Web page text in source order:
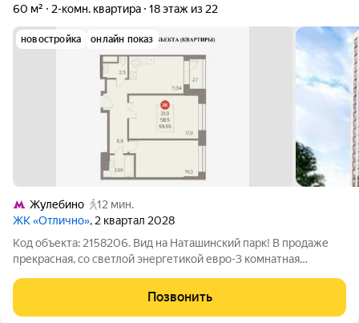
60 м² 2-комн. квартира 18 этаж из 22
новостройка онлайн показ
Жулебино
12 мин.
ЖК «Отлично», 2 квартал 2028
Код объекта: 2158206. Вид на Наташинский парк! В продаже
прекрасная, со светлой энергетикой евро-3 комнатная
Планировка мечты: Две изолированные комнаты (14 и 18 м),
просторная кухня (12 м), где
Позвонить